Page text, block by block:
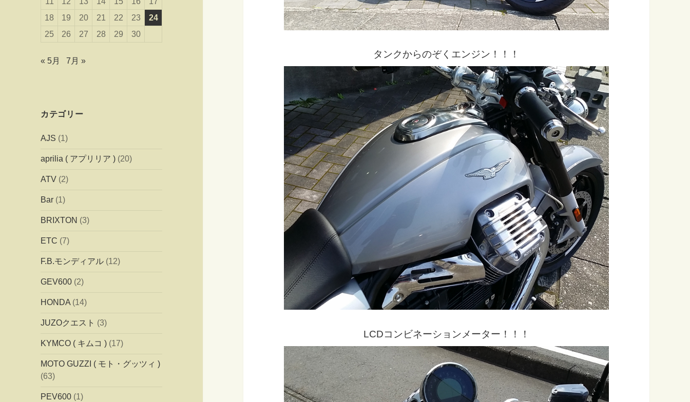
18
19 20 21 22 23
24
25
26 27 28 29 30
« 5月 7月 »
カテゴリー
AJS (1)
aprilia ( アプリリア ) (20)
ATV (2)
Bar (1)
BRIXTON (3)
ETC (7)
F.B.モンディアル (12)
GEV600 (2)
HONDA (14)
JUZOクエスト (3)
KYMCO ( キムコ ) (17)
MOTO GUZZI ( モト・グッツィ )
(63)
PEV600 (1)
タンクからのぞくエンジン！！！
LCDコンビネーションメーター！！！